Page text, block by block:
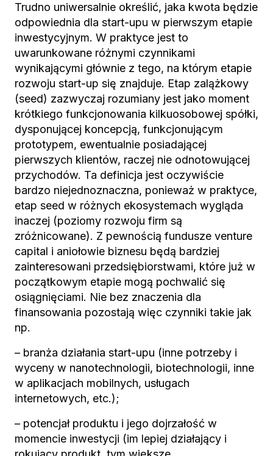
Trudno uniwersalnie określić, jaka kwota będzie
odpowiednia dla start-upu w pierwszym etapie
inwestycyjnym. W praktyce jest to
uwarunkowane różnymi czynnikami
wynikającymi głównie z tego, na którym etapie
rozwoju start-up się znajduje. Etap zalążkowy
(seed) zazwyczaj rozumiany jest jako moment
krótkiego funkcjonowania kilkuosobowej spółki,
dysponującej koncepcją, funkcjonującym
prototypem, ewentualnie posiadającej
pierwszych klientów, raczej nie odnotowującej
przychodów. Ta definicja jest oczywiście
bardzo niejednoznaczna, ponieważ w praktyce,
etap seed w różnych ekosystemach wygląda
inaczej (poziomy rozwoju firm są
zróżnicowane). Z pewnością fundusze venture
capital i aniołowie biznesu będą bardziej
zainteresowani przedsiębiorstwami, które już w
początkowym etapie mogą pochwalić się
osiągnięciami. Nie bez znaczenia dla
finansowania pozostają więc czynniki takie jak
np.
– branża działania start-upu (inne potrzeby i
wyceny w nanotechnologii, biotechnologii, inne
w aplikacjach mobilnych, usługach
internetowych, etc.);
– potencjał produktu i jego dojrzałość w
momencie inwestycji (im lepiej działający i